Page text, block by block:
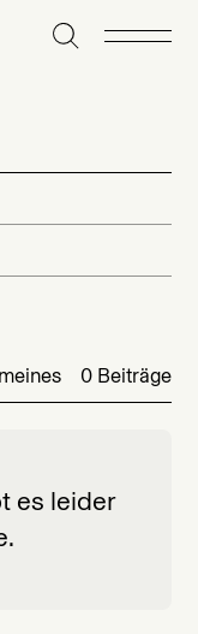
0 Beiträge
es leider